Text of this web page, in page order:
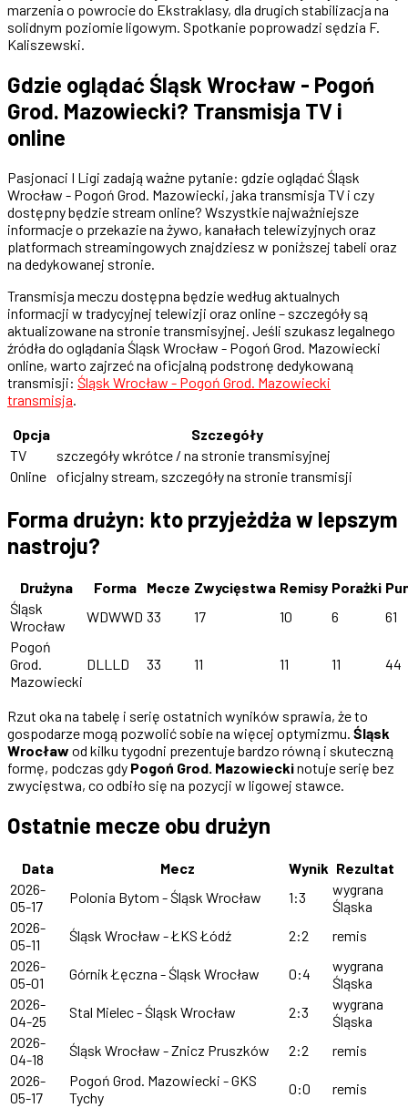
marzenia o powrocie do Ekstraklasy, dla drugich stabilizacja na
solidnym poziomie ligowym. Spotkanie poprowadzi sędzia F.
Kaliszewski.
Gdzie oglądać Śląsk Wrocław - Pogoń
Grod. Mazowiecki? Transmisja TV i
online
Pasjonaci I Ligi zadają ważne pytanie: gdzie oglądać Śląsk
Wrocław - Pogoń Grod. Mazowiecki, jaka transmisja TV i czy
dostępny będzie stream online? Wszystkie najważniejsze
informacje o przekazie na żywo, kanałach telewizyjnych oraz
platformach streamingowych znajdziesz w poniższej tabeli oraz
na dedykowanej stronie.
Transmisja meczu dostępna będzie według aktualnych
informacji w tradycyjnej telewizji oraz online – szczegóły są
aktualizowane na stronie transmisyjnej. Jeśli szukasz legalnego
źródła do oglądania Śląsk Wrocław - Pogoń Grod. Mazowiecki
online, warto zajrzeć na oficjalną podstronę dedykowaną
transmisji: Śląsk Wrocław - Pogoń Grod. Mazowiecki
transmisja
Opcja
Szczegóły
TV
szczegóły wkrótce / na stronie transmisyjnej
Online oficjalny stream, szczegóły na stronie transmisji
Forma drużyn: kto przyjeżdża w lepszym
nastroju?
Drużyna Forma Mecze Zwycięstwa Remisy Porażki
Śląsk
Wrocław
WDWWD 33 17 10 6
61
Pogoń
Grod.
Mazowiecki
DLLLD 33 11 11 11 44
Rzut oka na tabelę i serię ostatnich wyników sprawia, że to
gospodarze mogą pozwolić sobie na więcej optymizmu. Śląsk
Wrocław od kilku tygodni prezentuje bardzo równą i skuteczną
formę, podczas gdy Pogoń Grod. Mazowieckinotuje serię bez
zwycięstwa, co odbiło się na pozycji w ligowej stawce.
Ostatnie mecze obu drużyn
Data Mecz Wynik Rezultat
2026-
05-17
Polonia Bytom - Śląsk Wrocław 1:3
wygrana
Śląska
2026-
05-11
Śląsk Wrocław - ŁKS Łódź 2:2
remis
2026-
05-01
Górnik Łęczna - Śląsk Wrocław 0:4
wygrana
Śląska
2026-
04-25
Stal Mielec - Śląsk Wrocław 2:3
wygrana
Śląska
2026-
04-18
Śląsk Wrocław - Znicz Pruszków 2:2
remis
2026-
05-17
Pogoń Grod. Mazowiecki - GKS
Tychy
0:0
remis